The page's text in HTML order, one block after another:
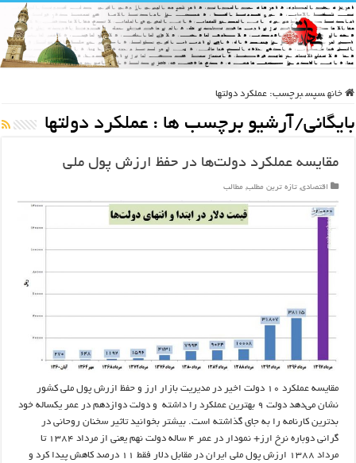
خانه سپس برچسب: عملکرد دولتها
بایگانی/آرشیو برچسب ها : عملکرد دولتها
مقایسه عملکرد دولت‌ها در حفظ ارزش پول ملی
اقتصادی, تازه ترین مطلب, مطالب
مقایسه عملکرد ۱۰ دولت اخیر در مدیریت بازار ارز و حفظ ازرش پول ملی کشور
نشان می‌دهد دولت ۹ بهترین عملکرد را داشته و دولت دوازدهم در عمر یکساله خود
بدترین کارنامه را به جای گذاشته است. بیشتر بخوانید تاثیر سخنان روحانی در
گرانی دوباره نرخ ارز+ نمودار در عمر ۴ ساله دولت نهم یعنی از مرداد ۱۳۸۴ تا
مرداد ۱۳۸۸ ارزش پول ملی ایران در مقابل دلار فقط ۱۱ درصد کاهش پیدا کرد و